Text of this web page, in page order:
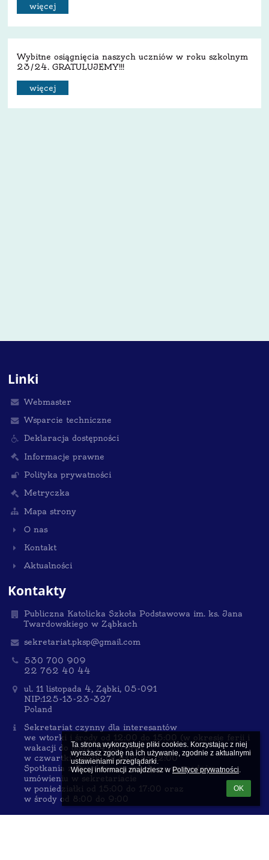
Ta strona wykorzystuje pliki cookies. Korzystając z niej
wyrażasz zgodę na ich używanie, zgodnie z aktualnymi
ustawieniami przeglądarki.
Więcej informacji znajdziesz w Polityce prywatności.
OK
więcej
Wybitne osiągnięcia naszych uczniów w roku szkolnym
23/24. GRATULUJEMY!!!
więcej
Linki
Webmaster
Wsparcie techniczne
Deklaracja dostępności
Informacje prawne
Polityka prywatności
Metryczka
Mapa strony
O nas
Kontakt
Aktualności
Kontakty
Publiczna Katolicka Szkoła Podstawowa im. ks. Jana
Twardowskiego w Ząbkach
sekretariat.pksp@gmail.com
530 700 909
22 762 40 44
ul. 11 listopada 4, Ząbki, 05-091
NIP:125-13-23-327
Poland
Sekretariat czynny dla interesantów
we wtorki i środy od 12:00 do 15:00 (w okresie ferii i
wakacji do godz. 14:00) oraz
w czwartki i piątki od 8:00 do 12:00
Spotkania z Dyrektorem szkoły po uprzednim
umówieniu w sekretariacie
w poniedziałki od 15:00 do 17:00 oraz
w środy od 8:00 do 9:00